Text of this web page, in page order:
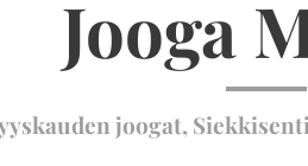
Jooga
joogat,